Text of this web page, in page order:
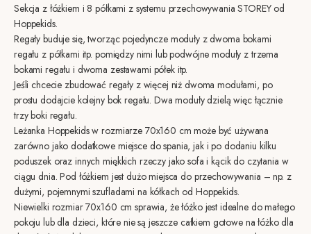
Sekcja z łóżkiem i 8 półkami z systemu przechowywania STOREY od
Hoppekids.
Regały buduje się, tworząc pojedyncze moduły z dwoma bokami
regału z półkami itp. pomiędzy nimi lub podwójne moduły z trzema
bokami regału i dwoma zestawami półek itp.
Jeśli chcecie zbudować regały z więcej niż dwoma modułami, po
prostu dodajcie kolejny bok regału. Dwa moduły dzielą więc łącznie
trzy boki regału.
Leżanka Hoppekids w rozmiarze 70x160 cm może być używana
zarówno jako dodatkowe miejsce do spania, jak i po dodaniu kilku
poduszek oraz innych miękkich rzeczy jako sofa i kącik do czytania w
ciągu dnia. Pod łóżkiem jest dużo miejsca do przechowywania – np. z
dużymi, pojemnymi szufladami na kółkach od Hoppekids.
Niewielki rozmiar 70x160 cm sprawia, że łóżko jest idealne do małego
pokoju lub dla dzieci, które nie są jeszcze całkiem gotowe na łóżko dla